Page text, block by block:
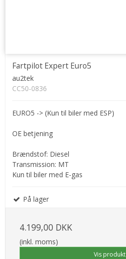
Fartpilot Expert Euro5
au2tek
CC50-0836
EURO5 -> (Kun til biler med ESP)
OE betjening
Brændstof: Diesel
Transmission: MT
Kun til biler med E-gas
På lager
4.199,00 DKK
(inkl. moms)
Vis produkt